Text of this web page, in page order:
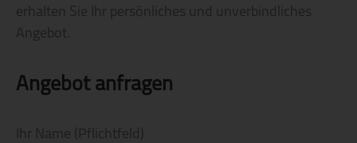
erhalten Sie Ihr persönliches und unverbindliches
Angebot.
Angebot anfragen
Bitte
Ihr Name (Pflichtfeld)